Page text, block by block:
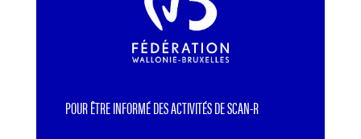
POUR ÊTRE INFORMÉ DES ACTIVITÉS DE SCAN-R